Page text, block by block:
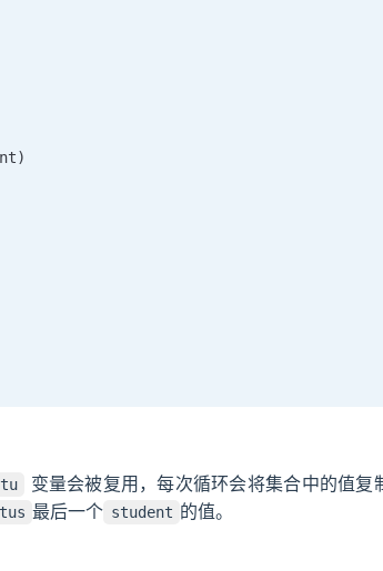
)
变量会被复用，每次循环会将集合中的值复
最后一个 student 的值。